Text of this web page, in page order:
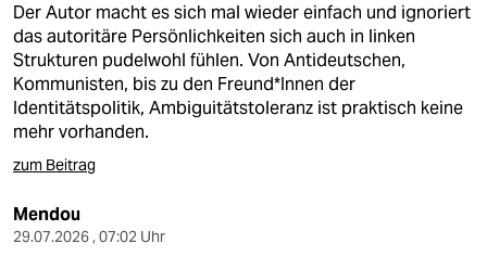
Der Autor macht es sich mal wieder einfach und ignoriert
das autoritäre Persönlichkeiten sich auch in linken
Strukturen pudelwohl fühlen. Von Antideutschen,
Kommunisten, bis zu den Freund*Innen der
Identitätspolitik, Ambiguitätstoleranz ist praktisch keine
mehr vorhanden.
zum Beitrag
Mendou
29.07.2026 , 07:02 Uhr